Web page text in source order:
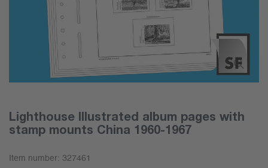
Lighthouse Illustrated album pages with
stamp mounts China 1960-1967
Item number: 327461